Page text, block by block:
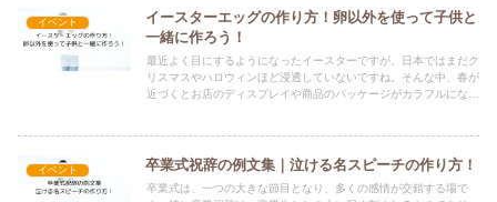
イベント
イースターエッグの作り方！卵以外を使って子供と
一緒に作ろう！
最近よく目にするようになったイースターですが、日本ではまだク
リスマスやハロウィンほど浸透していないですね。そんな中、春が
近づくとお店のディスプレイや商品のパッケージがカラフルにな
イベント 卒業式祝辞の例文集｜泣ける名スピーチの作り方！
卒業式は、一つの大きな節目となり、多くの感情が交錯する場で